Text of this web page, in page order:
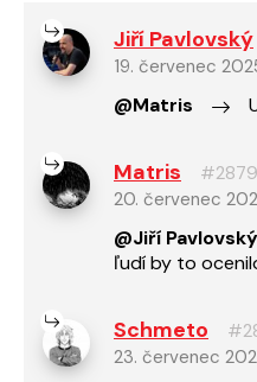
Jiří Pavlovský
19. červenec
@Matris
Matris
20. červenec
@Jiří Pavlovský
ľudí by to
Schmeto
23. červenec